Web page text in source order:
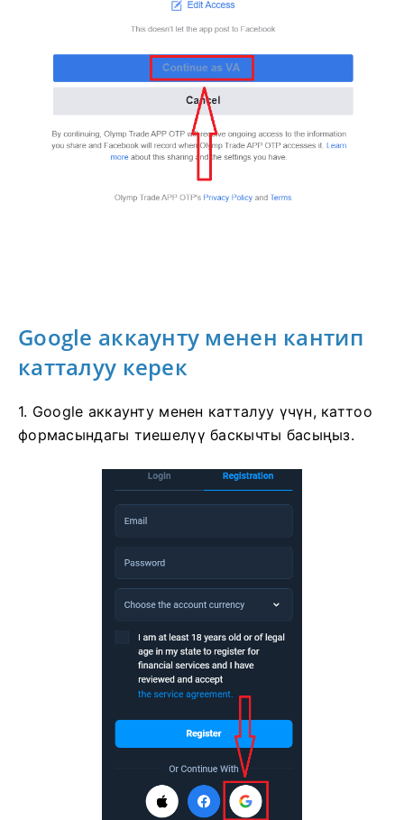
Google аккаунту менен кантип
катталуу керек
1. Google аккаунту менен катталуу үчүн, каттоо
формасындагы тиешелүү баскычты басыңыз.